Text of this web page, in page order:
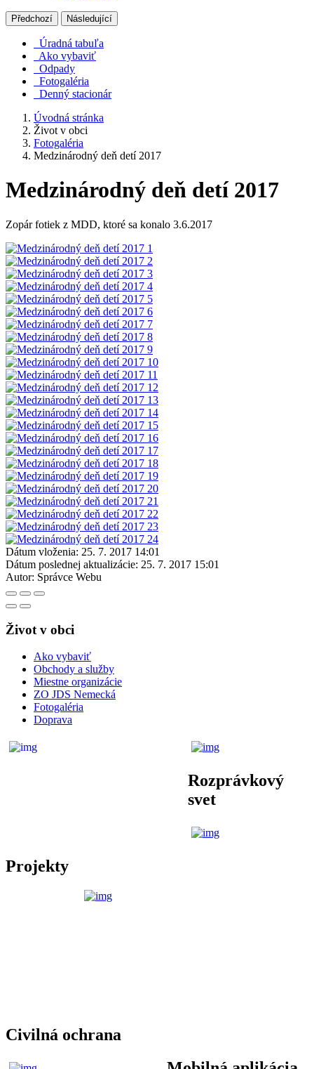
Předchozí Následující
Úradná tabuľa
Ako vybaviť
Odpady
Fotogaléria
Denný stacionár
Úvodná stránka
Život v obci
Fotogaléria
Medzinárodný deň detí 2017
Medzinárodný deň detí 2017
Zopár fotiek z MDD, ktoré sa konalo 3.6.2017
Dátum vloženia: 25. 7. 2017 14:01
Dátum poslednej aktualizácie: 25. 7. 2017 15:01
Autor: Správce Webu
Život v obci
Ako vybaviť
Obchody a služby
Miestne organizácie
ZO JDS Nemecká
Fotogaléria
Doprava
Rozprávkový
svet
Projekty
Civilná ochrana